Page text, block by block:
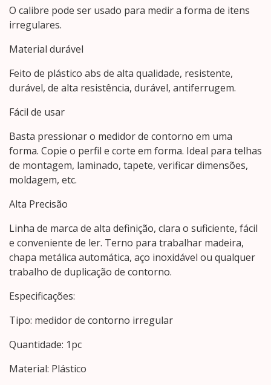
O calibre pode ser usado para medir a forma de itens
irregulares.
Material durável
Feito de plástico abs de alta qualidade, resistente,
durável, de alta resistência, durável, antiferrugem.
Fácil de usar
Basta pressionar o medidor de contorno em uma
forma. Copie o perfil e corte em forma. Ideal para telhas
de montagem, laminado, tapete, verificar dimensões,
moldagem, etc.
Alta Precisão
Linha de marca de alta definição, clara o suficiente, fácil
e conveniente de ler. Terno para trabalhar madeira,
chapa metálica automática, aço inoxidável ou qualquer
trabalho de duplicação de contorno.
Especificações:
Tipo: medidor de contorno irregular
Quantidade: 1pc
Material: Plástico